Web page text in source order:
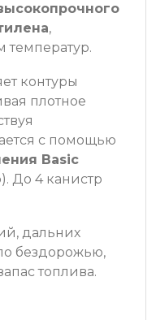
,
температур.
контуры
плотное
с помощью
Basic
До 4 канистр
дальних
бездорожью,
топлива.